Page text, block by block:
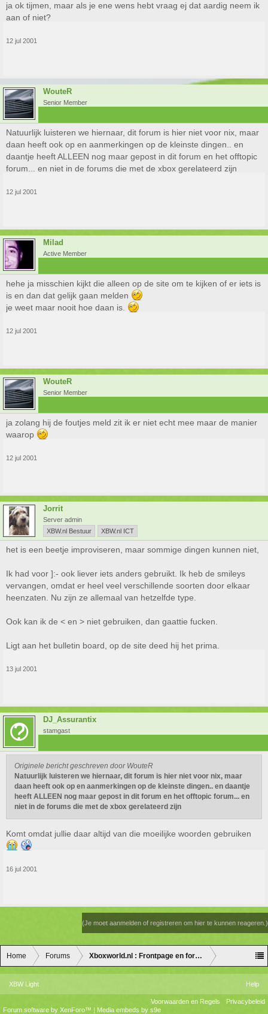
ja ok tijmen, maar als je ene wens hebt vraag ej dat aardig neem ik
aan of niet?
12 jul 2001
WouteR
Senior Member
Natuurlijk luisteren we hiernaar, dit forum is hier niet voor nix, maar
daan heeft ook op en aanmerkingen op de kleinste dingen.. en
daantje heeft ALLEEN nog maar gepost in dit forum en het offtopic
forum... en niet in de forums die met de xbox gerelateerd zijn
12 jul 2001
Milad
Active Member
hehe ja misschien kijkt die alleen op de site om te kijken of er iets is
is en dan dat gelijk gaan melden
je weet maar nooit hoe daan is.
12 jul 2001
WouteR
Senior Member
ja zolang hij de foutjes meld zit ik er niet echt mee maar de manier
waarop
12 jul 2001
Jorrit
Server admin
XBW.nl Bestuur
XBW.nl ICT
het is een beetje improviseren, maar sommige dingen kunnen niet,
Ik had voor ]:- ook liever iets anders gebruikt. Ik heb de smileys
vervangen, omdat er heel veel verschillende soorten door elkaar
heenzaten. Nu zijn ze allemaal van hetzelfde type.
Ook kan ik de < en > niet gebruiken, dan gaattie fucken.
Ligt aan het bulletin board, op de site deed hij het prima.
13 jul 2001
DJ_Assurantix
stamgast
Originele bericht geschreven door WouteR
Natuurlijk luisteren we hiernaar, dit forum is hier niet voor nix, maar
daan heeft ook op en aanmerkingen op de kleinste dingen.. en daantje
heeft ALLEEN nog maar gepost in dit forum en het offtopic forum... en
niet in de forums die met de xbox gerelateerd zijn
Komt omdat jullie daar altijd van die moeilijke woorden gebruiken
16 jul 2001
(Je moet aanmelden of registreren om hier te kunnen reageren.)
Home Forums Xboxworld.nl : Frontpage en forum discussie
XBW Light Help
Voorwaarden en Regels
Privacybeleid
Forum software by XenForo™ | Media embeds by s9e